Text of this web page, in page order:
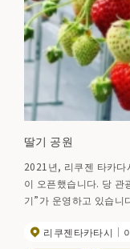
딸기 공원
2021년, 리쿠젠 타카다
이 오픈했습니다. 당 관
기”가 운영하고 있습니
종을 꼭 먹어 비교해 보
리쿠젠타카타시